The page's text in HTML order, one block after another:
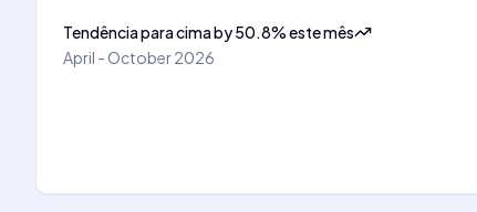
Tendência para cimaby50.8%este mês
April - October 2026